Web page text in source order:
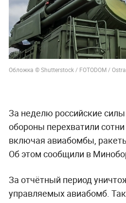
Обложка © Shutterstock / FOTODOM /
За неделю российские
обороны перехватили
включая авиабомбы,
Об этом сообщили в
За отчётный период
управляемых авиабомб.